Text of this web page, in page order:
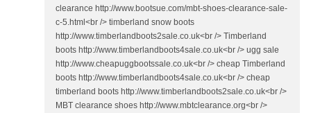
clearance http://www.bootsue.com/mbt-shoes-clearance-sale-
c-5.html<br /> timberland snow boots
http://www.timberlandboots2sale.co.uk<br /> Timberland
boots http://www.timberlandboots4sale.co.uk<br /> ugg sale
http://www.cheapuggbootssale.co.uk<br /> cheap Timberland
boots http://www.timberlandboots4sale.co.uk<br /> cheap
timberland boots http://www.timberlandboots2sale.co.uk<br />
MBT clearance shoes http://www.mbtclearance.org<br />